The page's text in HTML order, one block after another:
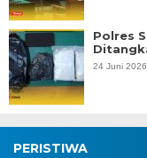
Polres
24 Juni
PERISTIWA